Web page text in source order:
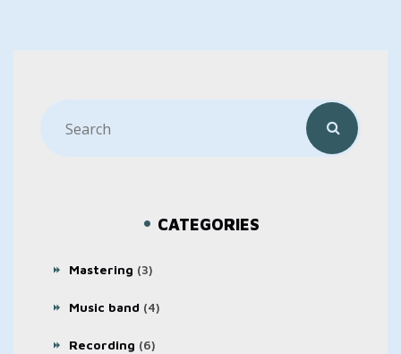
CATEGORIES
Mastering (3)
Music band (4)
Recording (6)